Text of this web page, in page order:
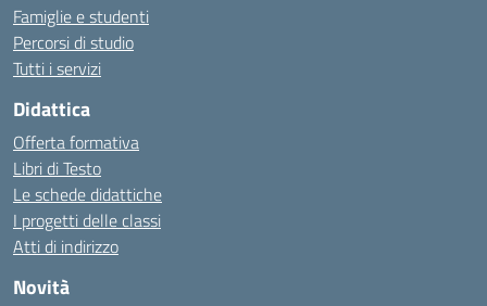
Famiglie e studenti
Percorsi di studio
Tutti i servizi
Didattica
Offerta formativa
Libri di Testo
Le schede didattiche
I progetti delle classi
Atti di indirizzo
Novità